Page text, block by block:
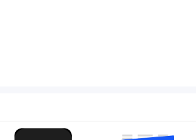
可以查看每个知识点的学习情况，也
跃学生验证，真能做到保证记住、保
提分！